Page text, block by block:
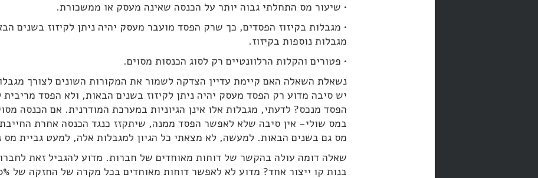
• שיעור מס התחלתי גבוה יותר על הכנסה שאינה מעסק או ממשכורת.
• מגבלות בקיזוז הפסדים, כך שרק הפסד מועבר מעסק יהיה ניתן לקיזוז בשנים
מגבלות נוספות בקיזוז.
• פטורים והקלות הרלוונטיים רק לסוג הכנסות מסוים.
נשאלת השאלה האם קיימת עדיין הצדקה לשמור את המקורות השונים לצורך
יש סיבה מדוע רק הפסד מעסק יהיה ניתן לקיזוז בשנים הבאות, ולא הפסד
הפסד מנכס? לדעתי, מגבלות אלו אינן הגיוניות במערכת המודרנית. אם הכנסה
במס שולי- אין סיבה שלא לאפשר הפסד ממנה, שיתקזז כנגד הכנסה אחרת
מס גם בשנים הבאות. למעשה, לא מצאתי כל הגיון למגבלות אלה, למעט גביית מס
שאלה דומה עולה בהקשר של דוחות מאוחדים של חברות. מדוע להגביל זאת